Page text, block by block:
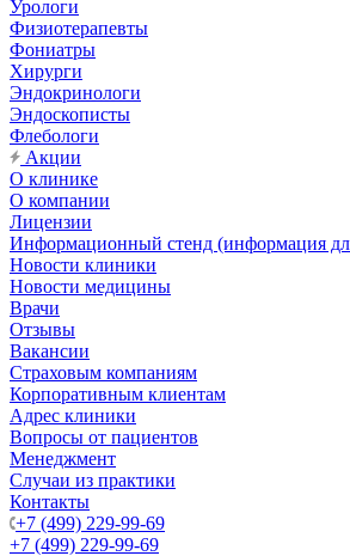
Урологи
Физиотерапевты
Фониатры
Хирурги
Эндокринологи
Эндоскописты
Флебологи
Акции
О клинике
О компании
Лицензии
Информационный стенд (информация
Новости клиники
Новости медицины
Врачи
Отзывы
Вакансии
Страховым компаниям
Корпоративным клиентам
Адрес клиники
Вопросы от пациентов
Менеджмент
Случаи из практики
Контакты
+7 (499) 229-99-69
+7 (499) 229-99-69